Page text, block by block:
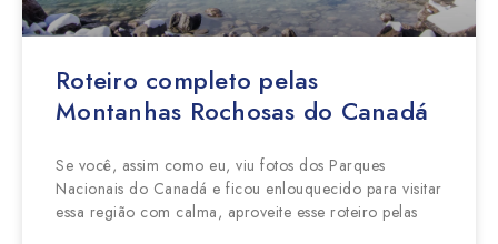
Roteiro completo pelas
Montanhas Rochosas do Canadá
Se você, assim como eu, viu fotos dos Parques
Nacionais do Canadá e ficou enlouquecido para visitar
essa região com calma, aproveite esse roteiro pelas